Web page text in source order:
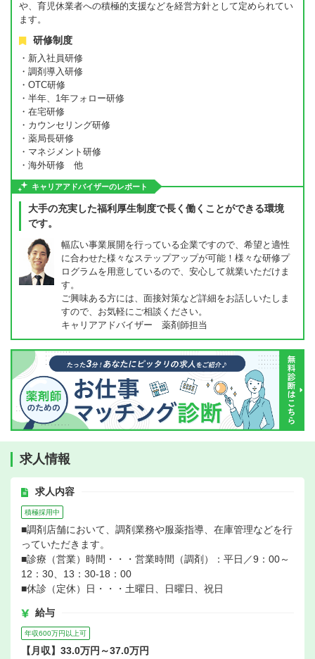
や、育児休業者への積極的支援などを経営方針として定められてい
ます。
研修制度
・新入社員研修
・調剤導入研修
・OTC研修
・半年、1年フォロー研修
・在宅研修
・カウンセリング研修
・薬局長研修
・マネジメント研修
・海外研修 他
キャリアアドバイザーのレポート
大手の充実した福利厚生制度で長く働くことができる環境
です。
幅広い事業展開を行っている企業ですので、希望と適性
に合わせた様々なステップアップが可能！様々な研修プ
ログラムを用意しているので、安心して就業いただけま
す。
ご興味ある方には、面接対策など詳細をお話しいたしま
すので、お気軽にご相談ください。
キャリアアドバイザー 薬剤師担当
求人情報
求人内容
積極採用中
■調剤店舗において、調剤業務や服薬指導、在庫管理などを行
っていただきます。
■診療（営業）時間・・・営業時間（調剤）：平日／9：00～
12：30、13：30-18：00
■休診（定休）日・・・土曜日、日曜日、祝日
給与
年収600万円以上可
【月収】33.0万円～37.0万円